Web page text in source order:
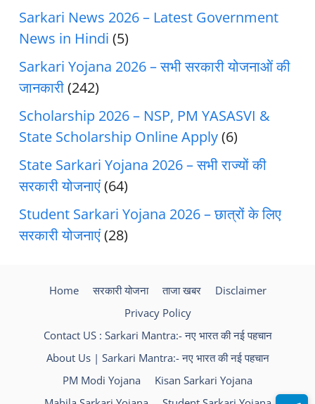
Sarkari News 2026 – Latest Government
News in Hindi (5)
Sarkari Yojana 2026 – सभी सरकारी योजनाओं की
जानकारी(242)
Scholarship 2026 – NSP, PM YASASVI &
State Scholarship Online Apply(6)
State Sarkari Yojana 2026 – सभी राज्यों की
सरकारी योजनाएं(64)
Student Sarkari Yojana 2026 – छात्रों के लिए
सरकारी योजनाएं(28)
Home सरकारी योजना ताजा खबर
Disclaimer
Privacy Policy
Contact US : Sarkari Mantra:- नए भारत की नई पहचान
About Us | Sarkari Mantra:- नए भारत की नई पहचान
PM Modi Yojana
Kisan Sarkari Yojana